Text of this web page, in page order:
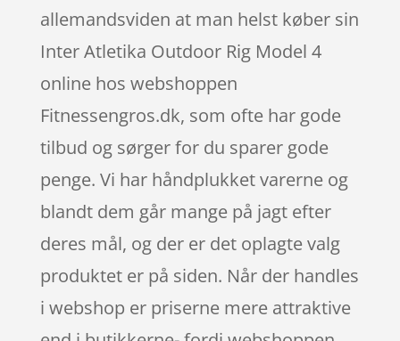
allemandsviden at man helst køber sin
Inter Atletika Outdoor Rig Model 4
online hos webshoppen
Fitnessengros.dk, som ofte har gode
tilbud og sørger for du sparer gode
penge. Vi har håndplukket varerne og
blandt dem går mange på jagt efter
deres mål, og der er det oplagte valg
produktet er på siden. Når der handles
i webshop er priserne mere attraktive